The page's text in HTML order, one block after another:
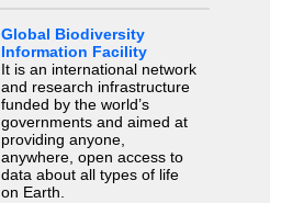
Global Biodiversity
Information Facility
It is an international network
and research infrastructure
funded by the world’s
governments and aimed at
providing anyone,
anywhere, open access to
data about all types of life
on Earth.